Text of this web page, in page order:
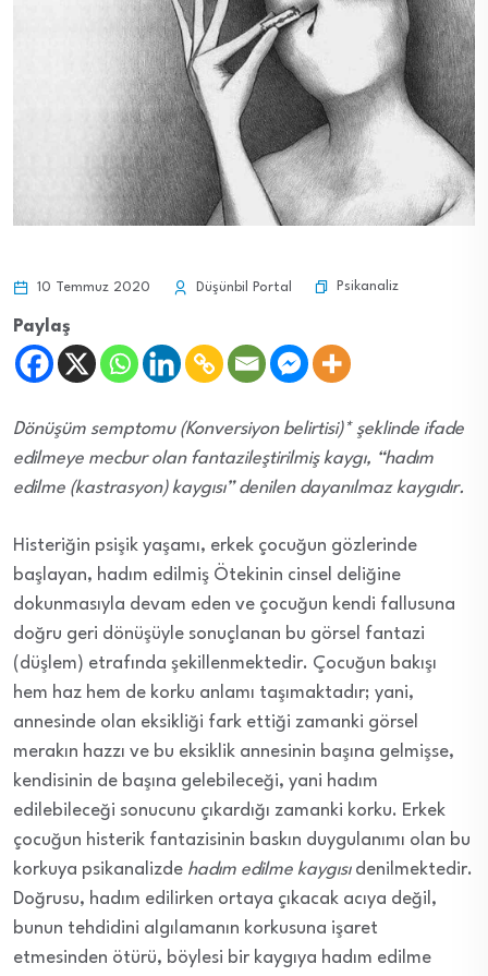
10 Temmuz 2020 Düşünbil Portal Psikanaliz
Paylaş
Dönüşüm semptomu (Konversiyon belirtisi)* şeklinde ifade
edilmeye mecbur olan fantazileştirilmiş kaygı, “hadım
edilme (kastrasyon) kaygısı” denilen dayanılmaz kaygıdır.
Histeriğin psişik yaşamı, erkek çocuğun gözlerinde
başlayan, hadım edilmiş Ötekinin cinsel deliğine
dokunmasıyla devam eden ve çocuğun kendi fallusuna
doğru geri dönüşüyle sonuçlanan bu görsel fantazi
(düşlem) etrafında şekillenmektedir. Çocuğun bakışı
hem haz hem de korku anlamı taşımaktadır; yani,
annesinde olan eksikliği fark ettiği zamanki görsel
merakın hazzı ve bu eksiklik annesinin başına gelmişse,
kendisinin de başına gelebileceği, yani hadım
edilebileceği sonucunu çıkardığı zamanki korku. Erkek
çocuğun histerik fantazisinin baskın duygulanımı olan bu
korkuya psikanalizde hadım edilme kaygısı denilmektedir.
Doğrusu, hadım edilirken ortaya çıkacak acıya değil,
bunun tehdidini algılamanın korkusuna işaret
etmesinden ötürü, böylesi bir kaygıya hadım edilme